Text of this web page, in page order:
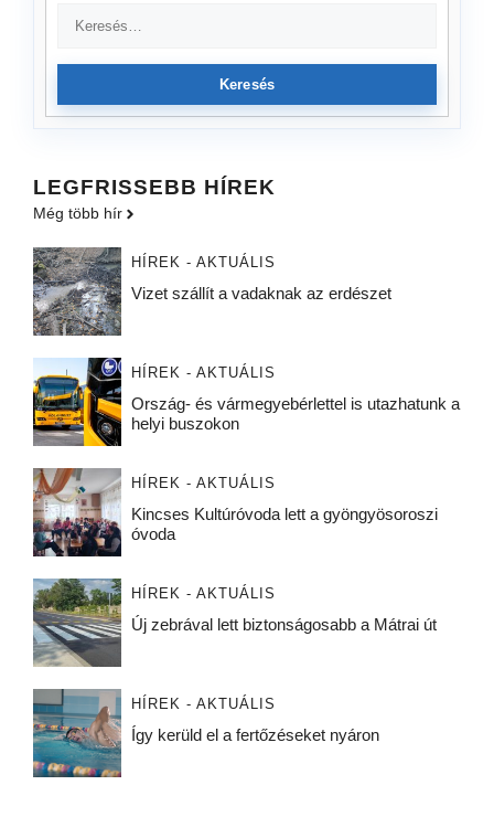
Keresés
LEGFRISSEBB HÍREK
Még több hír
HÍREK - AKTUÁLIS
Vizet szállít a vadaknak az erdészet
HÍREK - AKTUÁLIS
Ország- és vármegyebérlettel is utazhatunk a
helyi buszokon
HÍREK - AKTUÁLIS
Kincses Kultúróvoda lett a gyöngyösoroszi
óvoda
HÍREK - AKTUÁLIS
Új zebrával lett biztonságosabb a Mátrai út
HÍREK - AKTUÁLIS
Így kerüld el a fertőzéseket nyáron